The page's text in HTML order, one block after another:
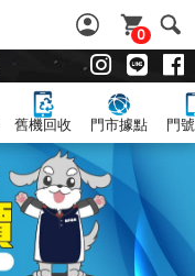
0
舊機回收 門市據點 門